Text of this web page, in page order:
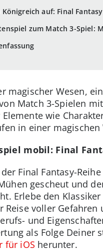
Königreich auf: Final
zum Match 3-Spiel:
magischer Wesen,
Match 3-Spielen
wie
in einer
mobil: Final
Final Fantasy-
gescheut und
Erlebe den
Reise voller
und
als Folge Deiner
für iOS herunter.